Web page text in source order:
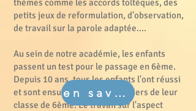
thèmes comme les accords toltèques, des
petits jeux de reformulation, d'observation,
de travail sur la parole adaptée....
Au sein de notre académie, les enfants
passent un test pour le passage en 6ème.
Depuis 10 ans, tous les enfants l'ont réussi
et sont ensuite parmi les premiers de leur
classe de 6ème. Le travail sur l'aspect
en savoir plus